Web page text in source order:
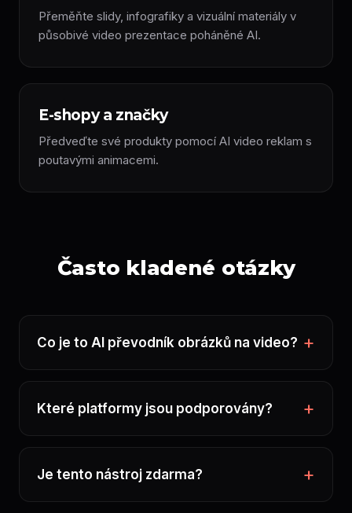
Přeměňte slidy, infografiky a vizuální materiály v
působivé video prezentace poháněné AI.
E-shopy a značky
Předveďte své produkty pomocí AI video reklam s
poutavými animacemi.
Často kladené otázky
Co je to AI převodník obrázků na video?
Které platformy jsou podporovány?
Je tento nástroj zdarma?